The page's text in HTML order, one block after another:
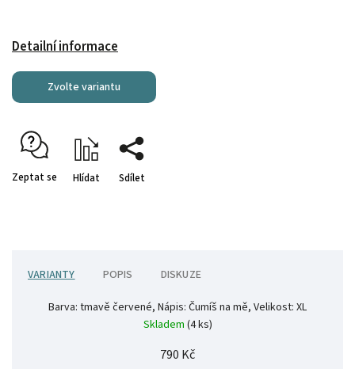
Detailní informace
Zvolte variantu
Zeptat se Hlídat Sdílet
VARIANTY POPIS DISKUZE
Barva: tmavě červené, Nápis: Čumíš na mě, Velikost: XL
Skladem (4 ks)
790 Kč